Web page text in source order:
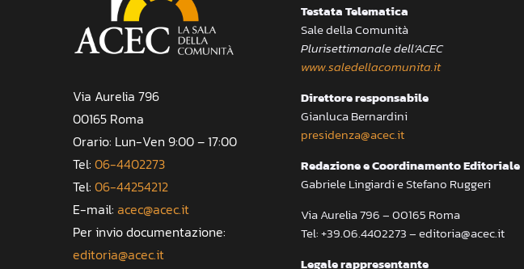
Via Aurelia 796
00165 Roma
Orario: Lun-Ven 9:00 – 17:00
Tel: 06-4402273
Tel: 06-44254212
E-mail: acec@acec.it
Per invio documentazione:
editoria@acec.it
Testata Telematica
Sale della Comunità
Plurisettimanale dell’ACEC
www.saledellacomunita.it
Direttore responsabile
Gianluca Bernardini
presidenza@acec.it
Redazione e Coordinamento Editoriale
Gabriele Lingiardi e Stefano Ruggeri
Via Aurelia 796 – 00165 Roma
Tel: +39.06.4402273 – editoria@acec.it
Legale rappresentante